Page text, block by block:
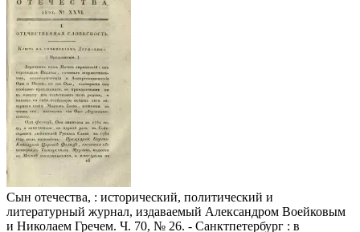
Сын отечества, : исторический, политический и
литературный журнал, издаваемый Александром Воейковым
и Николаем Гречем. Ч. 70, № 26. - Санктпетербург : в